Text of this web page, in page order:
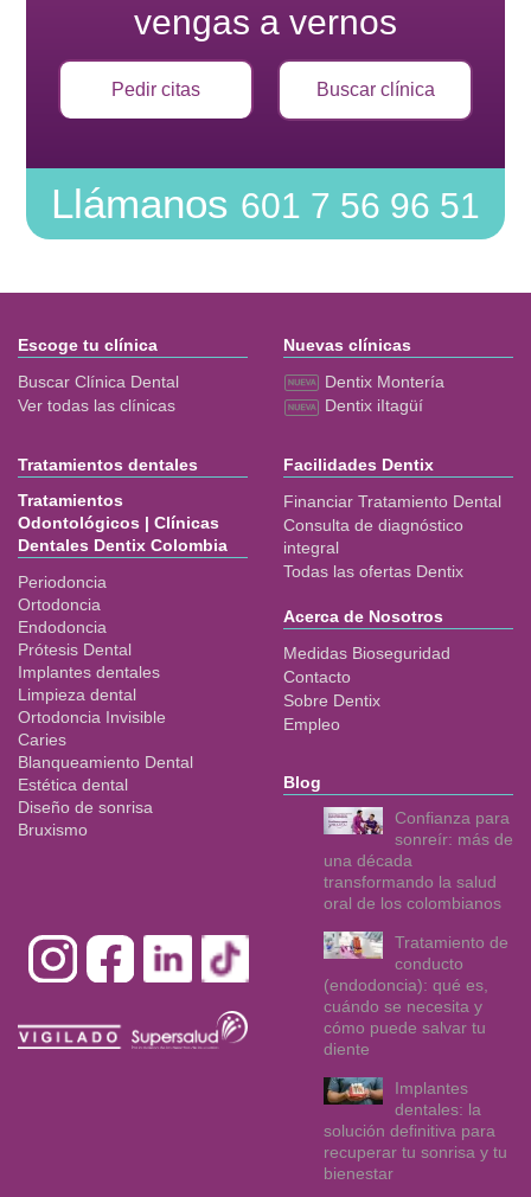
vengas a vernos
Pedir citas Buscar clínica
Llámanos 601 7 56 96 51
Escoge tu clínica
Buscar Clínica Dental
Ver todas las clínicas
Nuevas clínicas
Dentix Montería
Dentix iItagüí
Tratamientos dentales
Tratamientos
Odontológicos | Clínicas
Dentales Dentix Colombia
Periodoncia
Ortodoncia
Endodoncia
Prótesis Dental
Implantes dentales
Limpieza dental
Ortodoncia Invisible
Caries
Blanqueamiento Dental
Estética dental
Diseño de sonrisa
Bruxismo
Facilidades Dentix
Financiar Tratamiento Dental
Consulta de diagnóstico
integral
Todas las ofertas Dentix
Acerca de Nosotros
Medidas Bioseguridad
Contacto
Sobre Dentix
Empleo
Blog
Confianza para
sonreír: más de
una década
transformando la salud
oral de los colombianos
Tratamiento de
conducto
(endodoncia): qué es,
cuándo se necesita y
cómo puede salvar tu
diente
Implantes
dentales: la
solución definitiva para
recuperar tu sonrisa y tu
bienestar